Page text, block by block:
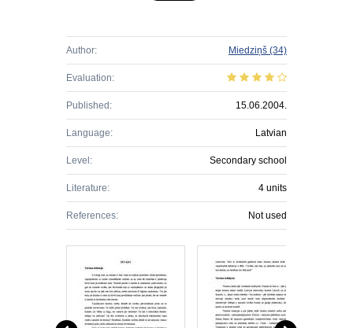
Author: Miedziņš (34)
Evaluation:
Published: 15.06.2004.
Language: Latvian
Level: Secondary school
Literature: 4 units
References: Not used